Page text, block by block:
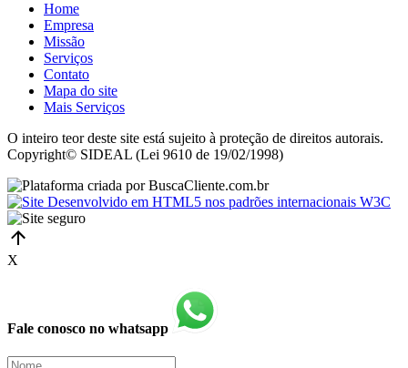
Home
Empresa
Missão
Serviços
Contato
Mapa do site
Mais Serviços
O inteiro teor deste site está sujeito à proteção de direitos autorais.
Copyright© SIDEAL (Lei 9610 de 19/02/1998)
X
Fale conosco no whatsapp